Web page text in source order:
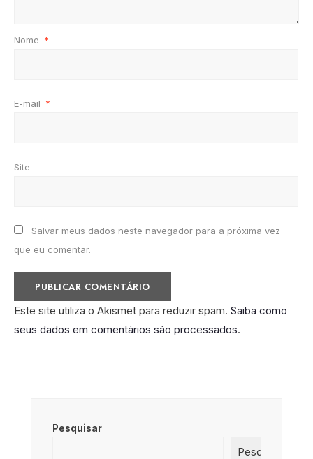
Nome *
E-mail *
Site
Salvar meus dados neste navegador para a próxima vez
que eu comentar.
Este site utiliza o Akismet para reduzir spam. Saiba como
seus dados em comentários são processados.
Pesquisar
Pesquisar